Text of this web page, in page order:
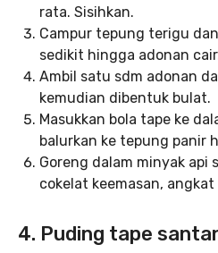
rata. Sisihkan.
Campur tepung terigu
sedikit hingga adonan
Ambil satu sdm adonan
kemudian dibentuk bulat.
Masukkan bola tape ke
balurkan ke tepung panir
Goreng dalam minyak api
cokelat keemasan,
4. Puding tape